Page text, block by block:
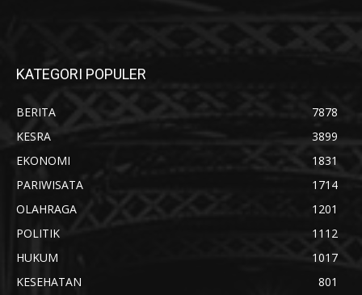
KATEGORI POPULER
BERITA
7878
KESRA
3899
EKONOMI
1831
PARIWISATA
1714
OLAHRAGA
1201
POLITIK
1112
HUKUM
1017
KESEHATAN
801